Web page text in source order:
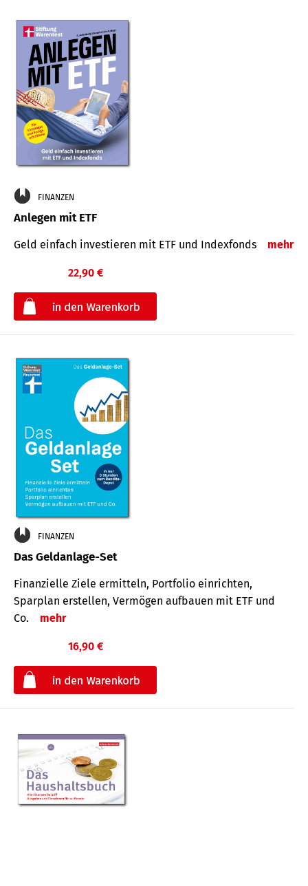
FINANZEN
Anlegen mit ETF
Geld einfach investieren mit ETF und Indexfonds mehr
22,90 €
FINANZEN
Das Geldanlage-Set
Finanzielle Ziele ermitteln, Portfolio einrichten,
Sparplan erstellen, Vermögen aufbauen mit ETF und
Co.
mehr
16,90 €